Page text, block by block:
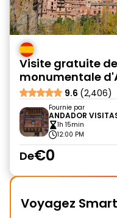
Visite gratuite
monumentale
9.6 (2,406)
Fournie par
ANDADOR
1h 15min
12:00 PM
De€0
Voyagez